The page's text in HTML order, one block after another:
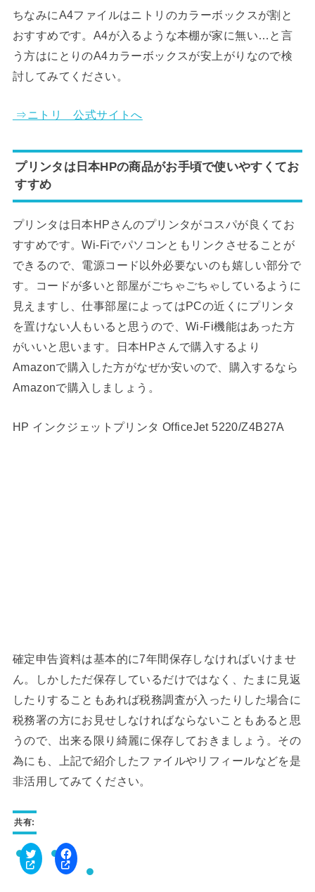
ちなみにA4ファイルはニトリのカラーボックスが割と
おすすめです。A4が入るような本棚が家に無い…と言
う方はにとりのA4カラーボックスが安上がりなので検
討してみてください。
⇒ニトリ 公式サイトへ
プリンタは日本HPの商品がお手頃で使いやすくてお
すすめ
プリンタは日本HPさんのプリンタがコスパが良くてお
すすめです。Wi-Fiでパソコンともリンクさせることが
できるので、電源コード以外必要ないのも嬉しい部分で
す。コードが多いと部屋がごちゃごちゃしているように
見えますし、仕事部屋によってはPCの近くにプリンタ
を置けない人もいると思うので、Wi-Fi機能はあった方
がいいと思います。日本HPさんで購入するより
Amazonで購入した方がなぜか安いので、購入するなら
Amazonで購入しましょう。
HP インクジェットプリンタ OfficeJet 5220/Z4B27A
確定申告資料は基本的に7年間保存しなければいけませ
ん。しかしただ保存しているだけではなく、たまに見返
したりすることもあれば税務調査が入ったりした場合に
税務署の方にお見せしなければならないこともあると思
うので、出来る限り綺麗に保存しておきましょう。その
為にも、上記で紹介したファイルやリフィールなどを是
非活用してみてください。
共有:
ク
リ
F
a